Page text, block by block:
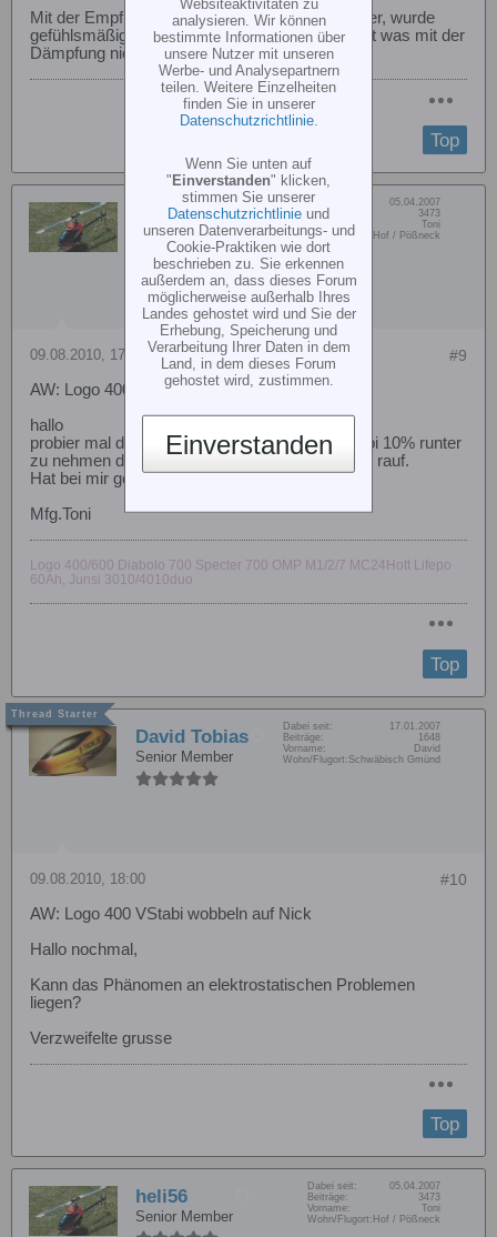
Mit der Empfindlichkeit bin ich gestern erst runter, wurde
gefühlsmäßig schlechter. Meiner Meinung passt was mit der
Dämpfung nicht.
Top
heli56
Senior Member
Dabei seit:
05.04.2007
Beiträge:
3473
Toni
Wohn/Flugort:
Hof / Pößneck
#9
09.08.2010, 17:25
AW: Logo 400 VStabi wobbeln auf Nick
hallo
probier mal die zyklische Verstärkung im V-stabi 10% runter
zu nehmen dafür aber Wendigkeit wieder etwas rauf.
Hat bei mir geholfen
Mfg.Toni
Logo 400/600 Diabolo 700 Specter 700 OMP M1/2/7 MC24Hott Lifepo
60Ah, Junsi 3010/4010duo
Top
David Tobias
Senior Member
Dabei seit:
17.01.2007
Beiträge:
1648
Vorname:
David
Wohn/Flugort: Schwäbisch Gmünd
#10
09.08.2010, 18:00
AW: Logo 400 VStabi wobbeln auf Nick
Hallo nochmal,
Kann das Phänomen an elektrostatischen Problemen
liegen?
Verzweifelte grusse
Top
heli56
Senior Member
Dabei seit:
05.04.2007
Beiträge:
3473
Vorname:
Toni
Wohn/Flugort: Hof / Pößneck
Websiteaktivitäten zu
analysieren. Wir können
bestimmte Informationen über
unsere Nutzer mit unseren
Werbe- und Analysepartnern
teilen. Weitere Einzelheiten
finden Sie in unserer
Datenschutzrichtlinie.
Wenn Sie unten auf
" Einverstanden" klicken,
stimmen Sie unserer
Datenschutzrichtlinie und
unseren Datenverarbeitungs- und
Cookie-Praktiken wie dort
beschrieben zu. Sie erkennen
außerdem an, dass dieses Forum
möglicherweise außerhalb Ihres
Landes gehostet wird und Sie der
Erhebung, Speicherung und
Verarbeitung Ihrer Daten in dem
Land, in dem dieses Forum
gehostet wird, zustimmen.
Einverstanden